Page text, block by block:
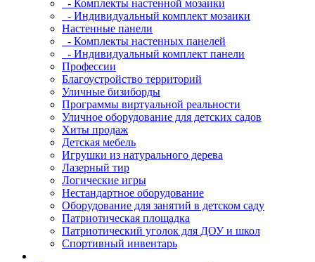
- Комплекты настенной мозаики
- Индивидуальный комплект мозаики
Настенные панели
- Комплекты настенных панелей
- Индивидуальный комплект панели
Профессии
Благоустройство территорий
Уличные бизиборды
Программы виртуальной реальности
Уличное оборудование для детских садов
Хиты продаж
Детская мебель
Игрушки из натурального дерева
Лазерный тир
Логические игры
Нестандартное оборудование
Оборудование для занятий в детском саду
Патриотическая площадка
Патриотический уголок для ДОУ и школ
Спортивный инвентарь